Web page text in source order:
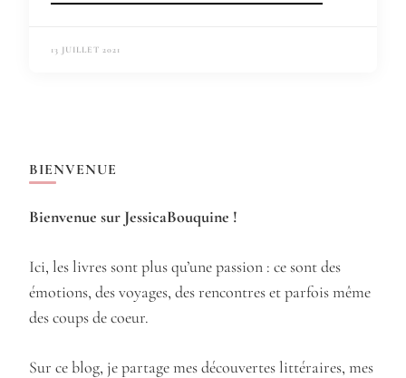
13 JUILLET 2021
BIENVENUE
Bienvenue sur JessicaBouquine !
Ici, les livres sont plus qu’une passion : ce sont des
émotions, des voyages, des rencontres et parfois même
des coups de coeur.
Sur ce blog, je partage mes découvertes littéraires, mes